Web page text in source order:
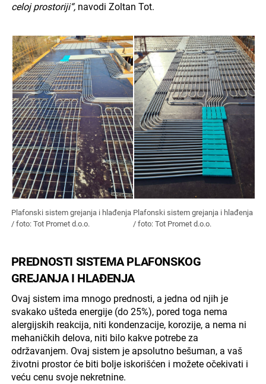
celoj prostoriji“,navodi Zoltan Tot.
Plafonski sistem grejanja i hlađenja
/ foto: Tot Promet d.o.o.
Plafonski sistem grejanja i hlađenja
/ foto: Tot Promet d.o.o.
PREDNOSTI SISTEMA PLAFONSKOG
GREJANJA I HLAĐENJA
Ovaj sistem ima mnogo prednosti, a jedna od njih je
svakako ušteda energije (do 25%), pored toga nema
alergijskih reakcija, niti kondenzacije, korozije, a nema ni
mehaničkih delova, niti bilo kakve potrebe za
održavanjem. Ovaj sistem je apsolutno bešuman, a vaš
životni prostor će biti bolje iskorišćen i možete očekivati i
veću cenu svoje nekretnine.